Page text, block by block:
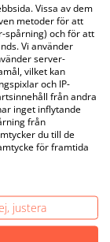
Vissa av dem
metoder för att
spårning) och för att
Vi använder
server-
vilket kan
och IP-
från andra
inget inflytande
från
du till de
för framtida
justera